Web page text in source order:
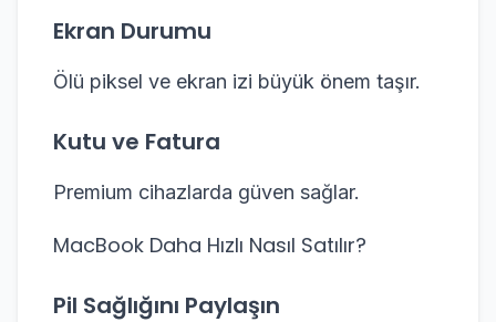
Ekran Durumu
Ölü piksel ve ekran izi büyük önem taşır.
Kutu ve Fatura
Premium cihazlarda güven sağlar.
MacBook Daha Hızlı Nasıl Satılır?
Pil Sağlığını Paylaşın